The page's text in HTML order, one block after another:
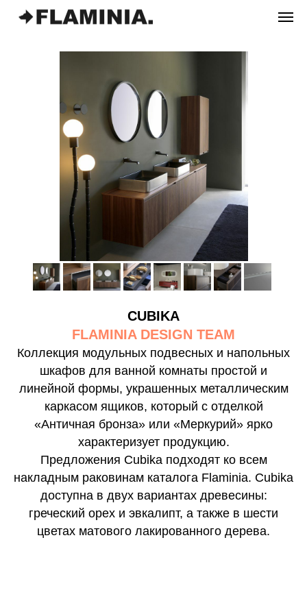
CUBIKA
FLAMINIA DESIGN TEAM
Коллекция модульных подвесных и напольных
шкафов для ванной комнаты простой и
линейной формы, украшенных металлическим
каркасом ящиков, который с отделкой
«Античная бронза» или «Меркурий» ярко
характеризует продукцию.
Предложения Cubika подходят ко всем
накладным раковинам каталога Flaminia. Cubika
доступна в двух вариантах древесины:
греческий орех и эвкалипт, а также в шести
цветах матового лакированного дерева.